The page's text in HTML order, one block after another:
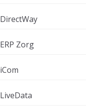
DirectWay
ERP Zorg
iCom
LiveData